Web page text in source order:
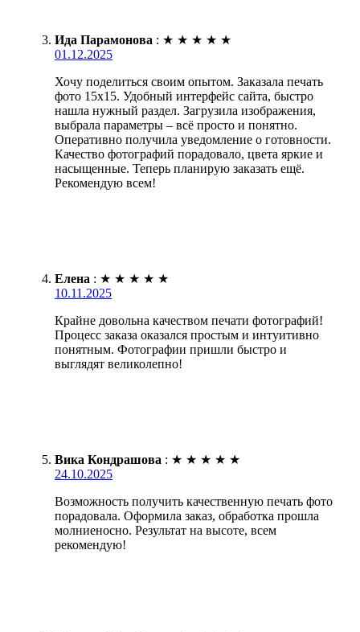
Ида Парамонова : ★ ★ ★ ★ ★
01.12.2025
Хочу поделиться своим опытом. Заказала печать
фото 15х15. Удобный интерфейс сайта, быстро
нашла нужный раздел. Загрузила изображения,
выбрала параметры – всё просто и понятно.
Оперативно получила уведомление о готовности.
Качество фотографий порадовало, цвета яркие и
насыщенные. Теперь планирую заказать ещё.
Рекомендую всем!
Елена : ★ ★ ★ ★ ★
10.11.2025
Крайне довольна качеством печати фотографий!
Процесс заказа оказался простым и интуитивно
понятным. Фотографии пришли быстро и
выглядят великолепно!
Вика Кондрашова : ★ ★ ★ ★ ★
24.10.2025
Возможность получить качественную печать фото
порадовала. Оформила заказ, обработка прошла
молниеносно. Результат на высоте, всем
рекомендую!